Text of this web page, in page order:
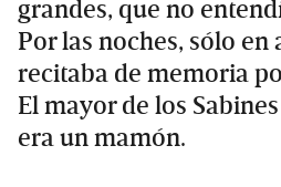
grandes, que no
Por las noches, sólo en
recitaba de memoria
El mayor de los
era un mamón.